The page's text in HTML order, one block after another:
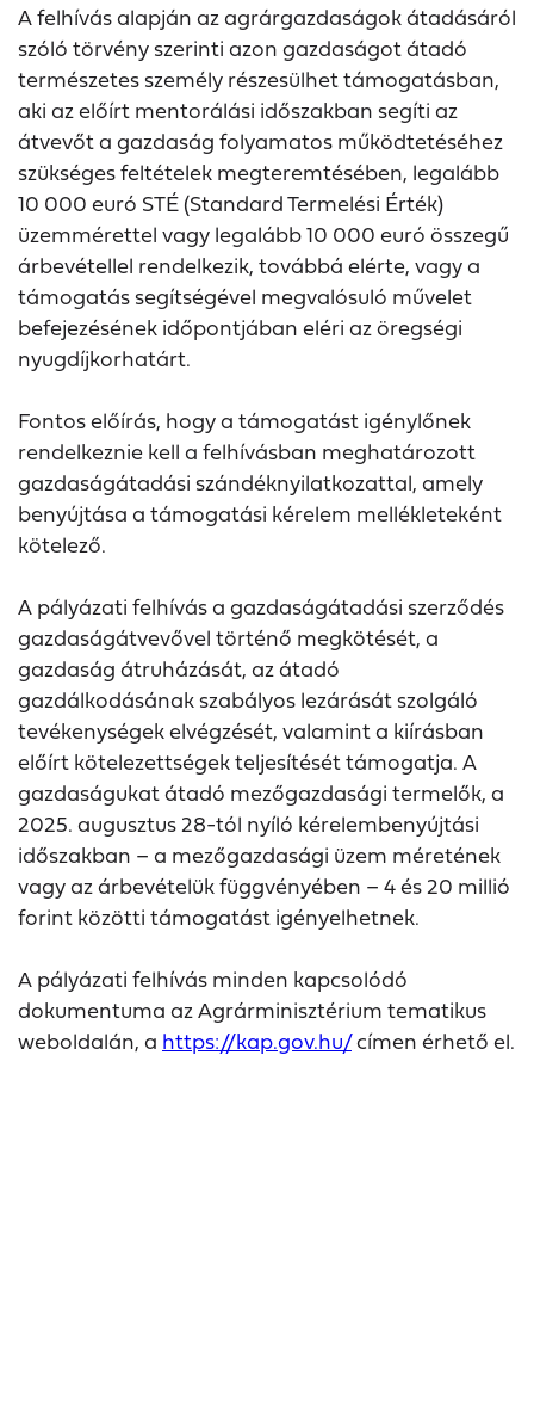
A felhívás alapján az agrárgazdaságok átadásáról
szóló törvény szerinti azon gazdaságot átadó
természetes személy részesülhet támogatásban,
aki az előírt mentorálási időszakban segíti az
átvevőt a gazdaság folyamatos működtetéséhez
szükséges feltételek megteremtésében, legalább
10 000 euró STÉ (Standard Termelési Érték)
üzemmérettel vagy legalább 10 000 euró összegű
árbevétellel rendelkezik, továbbá elérte, vagy a
támogatás segítségével megvalósuló művelet
befejezésének időpontjában eléri az öregségi
nyugdíjkorhatárt.
Fontos előírás, hogy a támogatást igénylőnek
rendelkeznie kell a felhívásban meghatározott
gazdaságátadási szándéknyilatkozattal, amely
benyújtása a támogatási kérelem mellékleteként
kötelező.
A pályázati felhívás a gazdaságátadási szerződés
gazdaságátvevővel történő megkötését, a
gazdaság átruházását, az átadó
gazdálkodásának szabályos lezárását szolgáló
tevékenységek elvégzését, valamint a kiírásban
előírt kötelezettségek teljesítését támogatja. A
gazdaságukat átadó mezőgazdasági termelők, a
2025. augusztus 28-tól nyíló kérelembenyújtási
időszakban – a mezőgazdasági üzem méretének
vagy az árbevételük függvényében – 4 és 20 millió
forint közötti támogatást igényelhetnek.
A pályázati felhívás minden kapcsolódó
dokumentuma az Agrárminisztérium tematikus
weboldalán, a https://kap.gov.hu/címen érhető el.